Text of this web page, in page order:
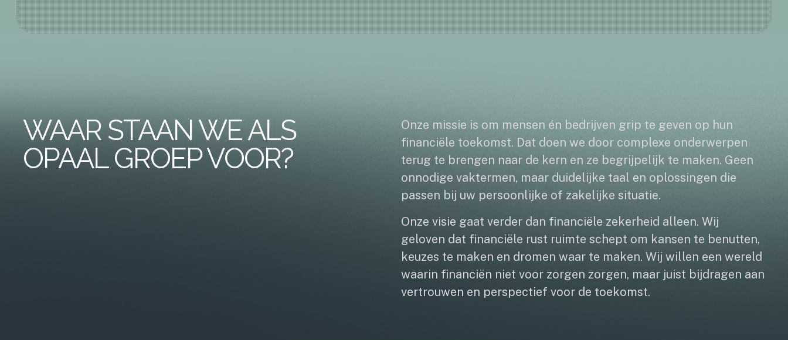
WAAR STAAN WE ALS
OPAAL GROEP VOOR?
Onze missie is om mensen én bedrijven grip te geven op hun
financiële toekomst. Dat doen we door complexe onderwerpen
terug te brengen naar de kern en ze begrijpelijk te maken. Geen
onnodige vaktermen, maar duidelijke taal en oplossingen die
passen bij uw persoonlijke of zakelijke situatie.
Onze visie gaat verder dan financiële zekerheid alleen. Wij
geloven dat financiële rust ruimte schept om kansen te benutten,
keuzes te maken en dromen waar te maken. Wij willen een wereld
waarin financiën niet voor zorgen zorgen, maar juist bijdragen aan
vertrouwen en perspectief voor de toekomst.